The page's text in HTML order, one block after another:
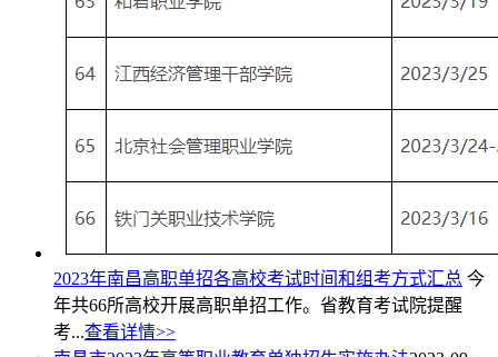
2023年南昌高职单招各高校考试时间和组考方式汇总 今
年共66所高校开展高职单招工作。省教育考试院提醒
考...查看详情>>